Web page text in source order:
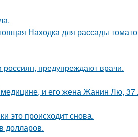
Находка для рассады
россиян, предупреждают врачи.
и его жена Жанин Лю, 37
это происходит снова.
долларов.